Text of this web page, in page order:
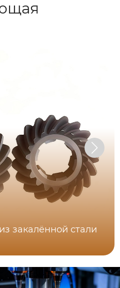
закалённой стали